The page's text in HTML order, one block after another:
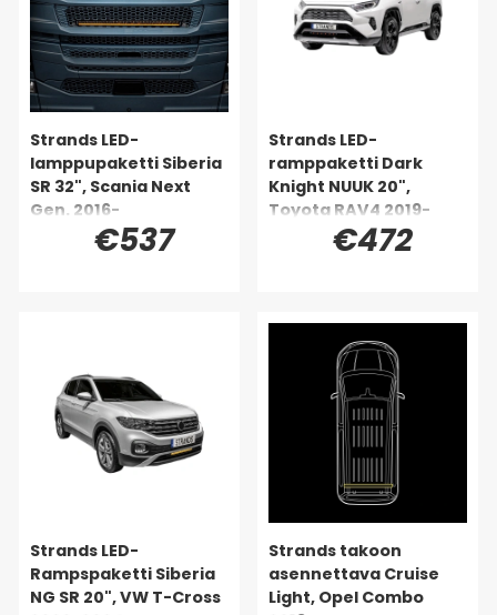
Strands LED-
lamppupaketti Siberia
SR 32", Scania Next
Gen. 2016-
€537
Strands LED-
ramppaketti Dark
Knight NUUK 20",
Toyota RAV4 2019-
€472
Strands LED-
Rampspaketti Siberia
NG SR 20", VW T-Cross
Strands takoon
asennettava Cruise
Light, Opel Combo